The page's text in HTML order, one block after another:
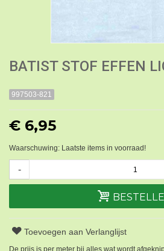
BATIST STOF EFFEN
997503-821
€ 6,95
Waarschuwing: Laatste items in voorraad!
-
Toevoegen aan Verlanglijst